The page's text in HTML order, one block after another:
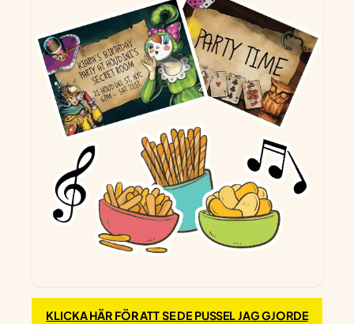
KLICKA HÄR FÖR ATT SE DE PUSSEL JAG GJORDE